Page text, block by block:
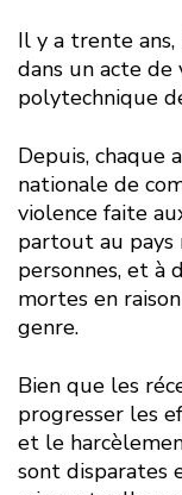
Il y a trente
dans un acte de
polytechnique
Depuis, chaque
nationale de
violence faite
partout au pays
personnes, et à
mortes en
genre.
Bien que les
progresser les
et le
sont disparates